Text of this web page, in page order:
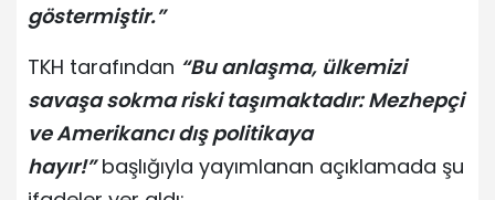
göstermiştir.”
TKH tarafından “Bu anlaşma, ülkemizi
savaşa sokma riski taşımaktadır: Mezhepçi
ve Amerikancı dış politikaya
hayır!”başlığıyla yayımlanan açıklamada şu